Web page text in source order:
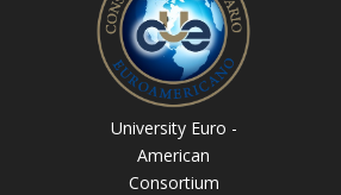
University Euro -
American
Consortium